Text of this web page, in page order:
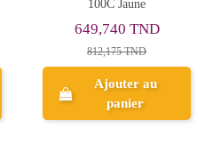
100C Jaune
649,740 TND
812,175 TND
Ajouter au
panier